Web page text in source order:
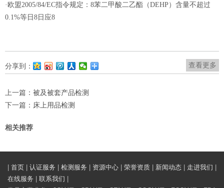
·欧盟2005/84/EC指令规定：8苯二甲酸二乙酯（DEHP）含量不超过
0.1%等日8日应8
查看更多
分享到：
上一篇： 被及被套产品检测
下一篇： 床上用品检测
相关推荐
首页 认证服务 检测服务 资源中心 荣誉资质 新闻动态 走进我们
在线服务
联系我们